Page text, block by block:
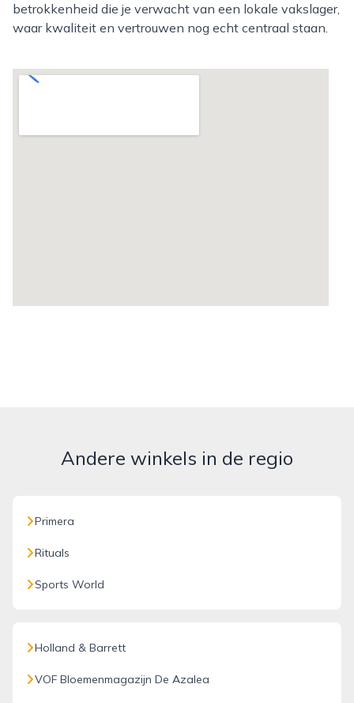
betrokkenheid die je verwacht van een lokale vakslager,
waar kwaliteit en vertrouwen nog echt centraal staan.
Andere winkels in de regio
Primera
Rituals
Sports World
Holland & Barrett
VOF Bloemenmagazijn De Azalea